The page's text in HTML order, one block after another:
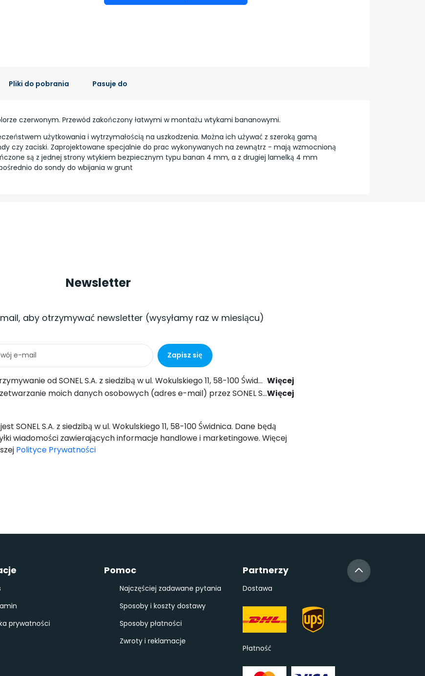
Pliki do pobrania Pasuje do
czerwonym. Przewód zakończony łatwymi w montażu wtykami bananowymi.
użytkowania i wytrzymałością na uszkodzenia. Można ich używać z szeroką gamą
czy zaciski. Zaprojektowane specjalnie do prac wykonywanych na zewnątrz - mają wzmocnioną
są z jednej strony wtykiem bezpiecznym typu banan 4 mm, a z drugiej lamelką 4 mm
do sondy do wbijania w grunt
Newsletter
aby otrzymywać newsletter (wysyłamy raz w miesiącu)
Zapisz się
11, 58-100 Świdnica informacji handlowych drogą elektroniczną (na podany adres e-mail) w celach marketingowych, zgodnie z art. 398 ustawy z dnia 12 lipca 2024 r. Prawo Komunikacji Elektronicznej.
Więcej
SONEL S.A. z siedzibą w ul. Wokulskiego 11, 58-100 Świdnica, w celu wysyłki newslettera zawierającego informacje handlowe i marketingowe, zgodnie z art. 6 ust. 1 lit. a) Ogólnego Rozporządzenia o Ochronie Danych (RODO). Więcej
SONEL S.A. z siedzibą w ul. Wokulskiego 11, 58-100 Świdnica. Dane będą
wiadomości zawierających informacje handlowe i marketingowe. Więcej
Polityce Prywatności
prywatności
Pomoc
Najczęściej zadawane pytania
Sposoby i koszty dostawy
Sposoby płatności
Zwroty i reklamacje
Partnerzy
Dostawa
Płatność